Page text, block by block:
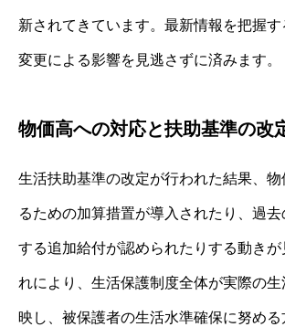
新されてきています。最新情報を把握
変更による影響を見逃さずに済みます。
物価高への対応と扶助基準の改
生活扶助基準の改定が行われた結果、
るための加算措置が導入されたり、過
する追加給付が認められたりする動きが
れにより、生活保護制度全体が実際の生
映し、被保護者の生活水準確保に努め